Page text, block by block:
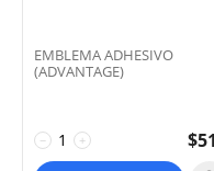
EMBLEMA ADHESIVO
(ADVANTAGE)
+
− $